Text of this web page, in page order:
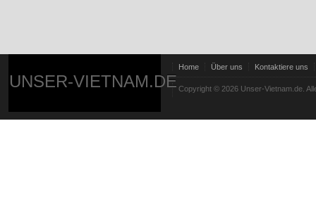
UNSER-VIETNAM.DE
Home Über uns Kontaktiere uns
Copyright © 2026 Unser-Vietnam.de.